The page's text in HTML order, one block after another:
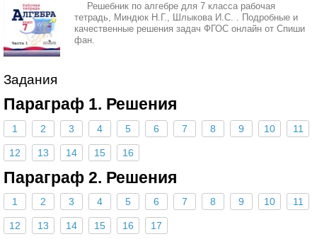
Решебник по алгебре для 7 класса рабочая
тетрадь, Миндюк Н.Г., Шлыкова И.С. . Подробные и
качественные решения задач ФГОС онлайн от Спиши
фан.
Задания
Параграф 1. Решения
1 2 3 4 5 6 7 8 9 10 11
12 13 14 15 16
Параграф 2. Решения
1 2 3 4 5 6 7 8 9 10 11
12 13 14 15 16 17